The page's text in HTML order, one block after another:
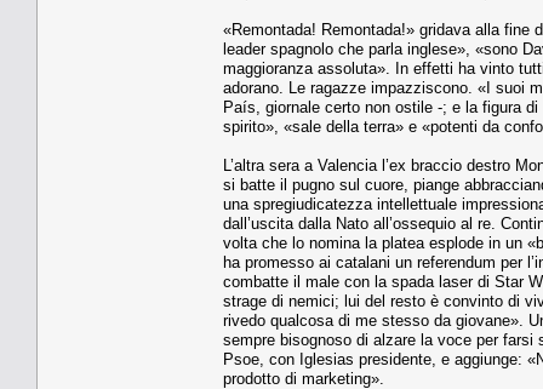
«Remontada! Remontada!» gridava alla
leader spagnolo che parla inglese», «sono
maggioranza assoluta». In effetti ha vinto
adorano. Le ragazze impazziscono. «I suoi
País, giornale certo non ostile -; e la figura
spirito», «sale della terra» e «potenti da
L’altra sera a Valencia l’ex braccio destro
si batte il pugno sul cuore, piange
una spregiudicatezza intellettuale
dall’uscita dalla Nato all’ossequio al re.
volta che lo nomina la platea esplode in un
ha promesso ai catalani un referendum per
combatte il male con la spada laser di Star
strage di nemici; lui del resto è convinto di
rivedo qualcosa di me stesso da giovane».
sempre bisognoso di alzare la voce per
Psoe, con Iglesias presidente, e aggiunge:
prodotto di marketing».